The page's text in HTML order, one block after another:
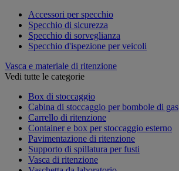
Accessori per specchio
Specchio di sicurezza
Specchio di sorveglianza
Specchio d'ispezione per veicoli
Vasca e materiale di ritenzione
Vedi tutte le categorie
Box di stoccaggio
Cabina di stoccaggio per bombole di gas
Carrello di ritenzione
Container e box per stoccaggio esterno
Pavimentazione di ritenzione
Supporto di spillatura per fusti
Vasca di ritenzione